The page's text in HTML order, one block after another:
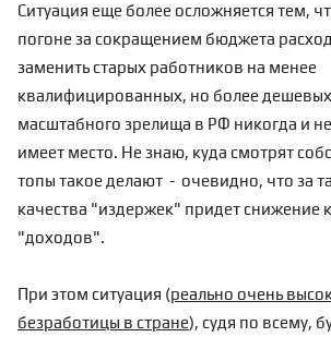
Ситуация еще более осложняется тем,
погоне за сокращением бюджета
заменить старых работников на менее
квалифицированных, но более
масштабного зрелища в РФ никогда и
имеет место. Не знаю, куда смотрят
топы такое делают - очевидно, что за
качества "издержек" придет снижение
"доходов".
При этом ситуация (реально очень
безработицы в стране), судя по всему,